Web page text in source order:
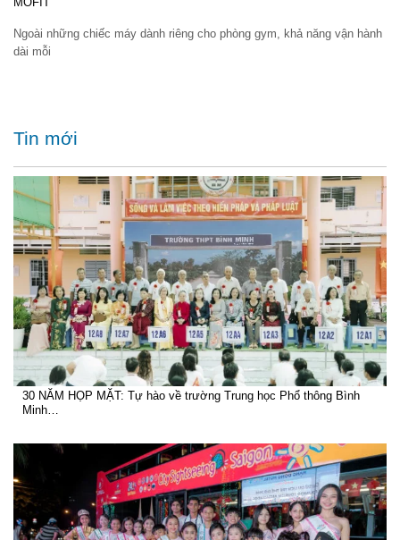
Ngoài những chiếc máy dành riêng cho phòng gym, khả năng vận hành
dài mỗi
Tin mới
30 NĂM HỌP MẶT: Tự hào về trường Trung học Phổ thông Bình
Minh…